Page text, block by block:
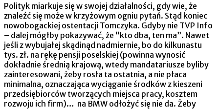
Polityk miarkuje się w swojej działalności, gdy wie, że
znaleźć się może w krzyżowym ogniu pytań. Stąd koniec
nowobogackiej ostentacji Tomczyka. Gdyby nie TVP Info
– dalej mógłby pokazywać, że “kto dba, ten ma”. Nawet
jeśli z wybujałej skądinąd nadmiernie, bo do kilkunastu
tys. zł. na rękę pensji poselskiej (powinna wynosić
dokładnie średnią krajową, wtedy mandatariusze byliby
zainteresowani, żeby rosła ta ostatnia, a nie płaca
minimalna, oznaczająca wyciąganie środków z kieszeni
przedsiębiorców tworzących miejsca pracy, kosztem
rozwoju ich firm)… na BMW odłożyć się nie da. Żeby